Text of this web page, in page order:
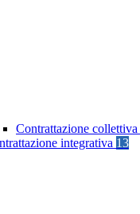
Contrattazione collettiva
integrativa 13